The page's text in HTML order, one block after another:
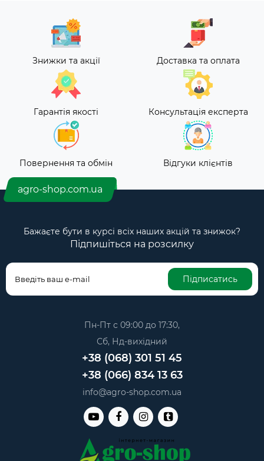
Знижки та акції Доставка та оплата
Гарантія якості Консультація експерта
Повернення та обмін Відгуки клієнтів
agro-shop.com.ua
Бажаєте бути в курсі всіх наших акцій та знижок?
Підпишіться на розсилку
Підписатись
Пн-Пт с 09:00 до 17:30,
Сб, Нд-вихідний
+38 (068) 301 51 45
+38 (066) 834 13 63
info@agro-shop.com.ua